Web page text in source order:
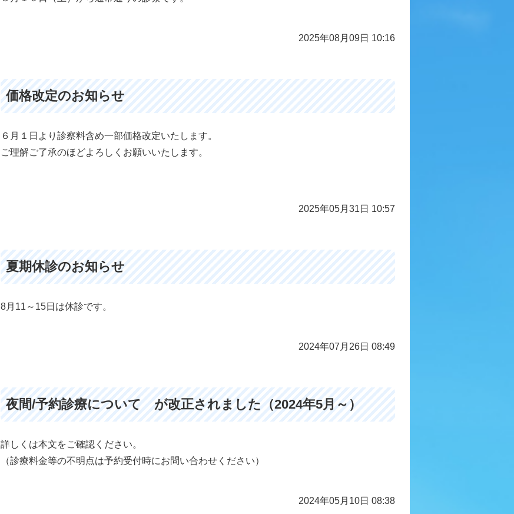
2025年08月09日 10:16
価格改定のお知らせ
６月１日より診察料含め一部価格改定いたします。
ご理解ご了承のほどよろしくお願いいたします。
2025年05月31日 10:57
夏期休診のお知らせ
8月11～15日は休診です。
2024年07月26日 08:49
夜間/予約診療について が改正されました（2024年5月～）
詳しくは本文をご確認ください。
（診療料金等の不明点は予約受付時にお問い合わせください）
2024年05月10日 08:38